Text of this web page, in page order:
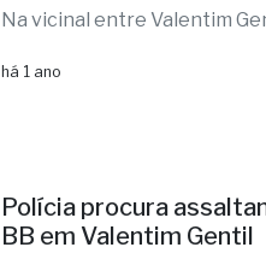
Na vicinal entre Valentim
há 1 ano
Polícia procura
BB em Valentim Gentil